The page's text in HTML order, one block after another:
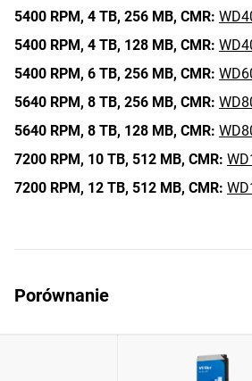
5400 RPM, 4 TB, 256 MB, CMR:
5400 RPM, 4 TB, 128 MB, CMR:
5400 RPM, 6 TB, 256 MB, CMR:
5640 RPM, 8 TB, 256 MB, CMR:
5640 RPM, 8 TB, 128 MB, CMR:
7200 RPM, 10 TB, 512 MB, CMR:
7200 RPM, 12 TB, 512 MB, CMR:
Porównanie